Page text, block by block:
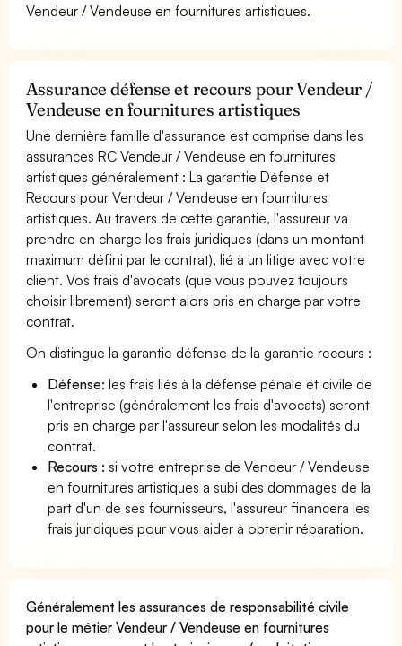
Vendeur / Vendeuse en fournitures artistiques.
Assurance défense et recours pour Vendeur /
Vendeuse en fournitures artistiques
Une dernière famille d'assurance est comprise dans les
assurances RC Vendeur / Vendeuse en fournitures
artistiques généralement : La garantie Défense et
Recours pour Vendeur / Vendeuse en fournitures
artistiques. Au travers de cette garantie, l'assureur va
prendre en charge les frais juridiques (dans un montant
maximum défini par le contrat), lié à un litige avec votre
client. Vos frais d'avocats (que vous pouvez toujours
choisir librement) seront alors pris en charge par votre
contrat.
On distingue la garantie défense de la garantie recours :
Défense: les frais liés à la défense pénale et civile de
l'entreprise (généralement les frais d'avocats) seront
pris en charge par l'assureur selon les modalités du
contrat.
Recours : si votre entreprise de Vendeur / Vendeuse
en fournitures artistiques a subi des dommages de la
part d'un de ses fournisseurs, l'assureur financera les
frais juridiques pour vous aider à obtenir réparation.
Généralement les assurances de responsabilité civile
pour le métier Vendeur / Vendeuse en fournitures